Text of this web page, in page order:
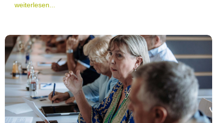
weiterlesen...